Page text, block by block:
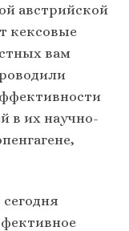
австрийской
кексовые
вам
в их научно-